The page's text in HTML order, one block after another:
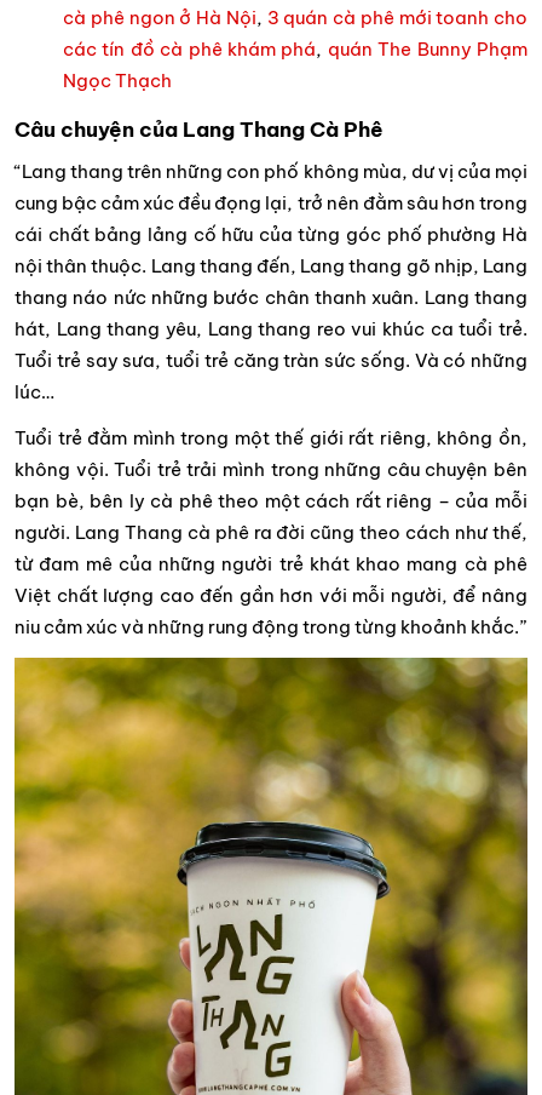
cà phê ngon ở Hà Nội, 3 quán cà phê mới toanh cho
các tín đồ cà phê khám phá, quán The Bunny Phạm
Ngọc Thạch
Câu chuyện của Lang Thang Cà Phê
“Lang thang trên những con phố không mùa, dư vị của mọi
cung bậc cảm xúc đều đọng lại, trở nên đằm sâu hơn trong
cái chất bảng lảng cố hữu của từng góc phố phường Hà
nội thân thuộc. Lang thang đến, Lang thang gõ nhịp, Lang
thang náo nức những bước chân thanh xuân. Lang thang
hát, Lang thang yêu, Lang thang reo vui khúc ca tuổi trẻ.
Tuổi trẻ say sưa, tuổi trẻ căng tràn sức sống. Và có những
lúc…
Tuổi trẻ đằm mình trong một thế giới rất riêng, không ồn,
không vội. Tuổi trẻ trải mình trong những câu chuyện bên
bạn bè, bên ly cà phê theo một cách rất riêng – của mỗi
người. Lang Thang cà phê ra đời cũng theo cách như thế,
từ đam mê của những người trẻ khát khao mang cà phê
Việt chất lượng cao đến gần hơn với mỗi người, để nâng
niu cảm xúc và những rung động trong từng khoảnh khắc.”